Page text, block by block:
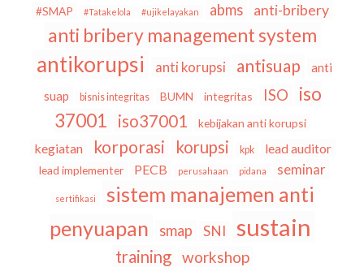
#SMAP #Tatakelola #ujikelayakan abms anti-bribery
anti bribery management system
antikorupsi anti korupsi antisuap
anti
suap
bisnis integritas BUMN integritas ISO
iso
37001
iso37001 kebijakan anti korupsi
kegiatan korporasi korupsi kpk lead auditor
lead implementer PECB perusahaan pidana seminar
sertifikasi
sistem manajemen anti
penyuapan
smap SNI sustain
training workshop